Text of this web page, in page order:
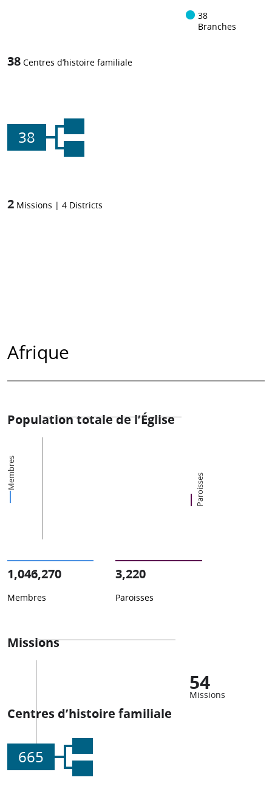
38
Branches
38 Centres d’histoire familiale
38
2 Missions | 4 Districts
Afrique
Population totale de l’Église
Membres Paroisses
1,046,270
Membres
3,220
Paroisses
Missions
54
Missions
Centres d’histoire familiale
665